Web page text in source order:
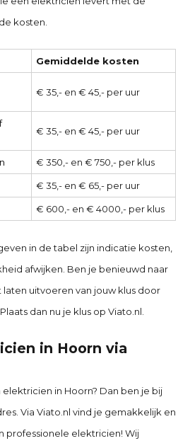
kosten.
Gemiddelde kosten
€ 35,- en € 45,- per uur
€ 35,- en € 45,- per uur
€ 350,- en € 750,- per klus
€ 35,- en € 65,- per uur
€ 600,- en € 4000,- per klus
in de tabel zijn indicatie kosten,
afwijken. Ben je benieuwd naar
uitvoeren van jouw klus door
dan nu je klus op Viato.nl.
in Hoorn via
in Hoorn? Dan ben je bij
Via Viato.nl vind je gemakkelijk en
professionele elektricien! Wij